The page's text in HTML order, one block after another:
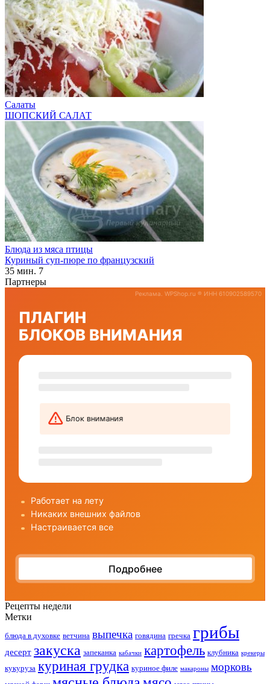
Салаты
ШОПСКИЙ САЛАТ
Блюда из мяса птицы
Куриный суп-пюре по французский
35 мин. 7
Партнеры
Рецепты недели
Метки
блюда в духовке ветчина выпечка говядина гречка грибы
десерт закуска запеканка кабачки картофель клубника крекеры
кукуруза куриная грудка куриное филе макароны морковь